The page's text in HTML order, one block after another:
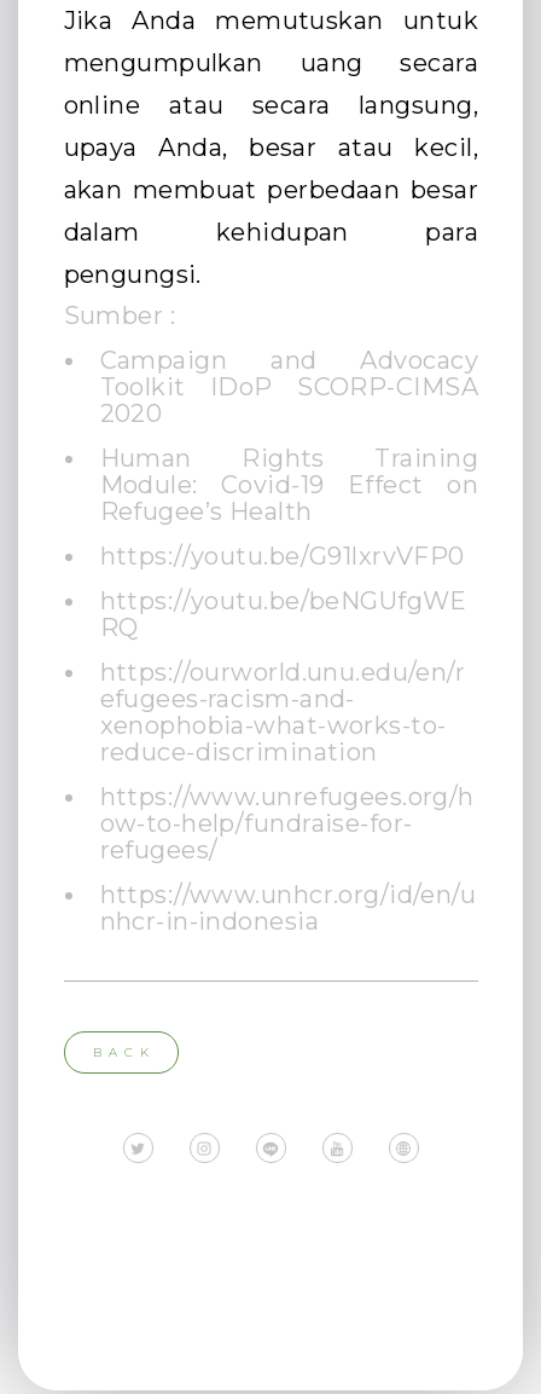
Jika Anda memutuskan untuk
mengumpulkan uang secara
online atau secara langsung,
upaya Anda, besar atau kecil,
akan membuat perbedaan besar
dalam kehidupan para
pengungsi.
Sumber :
Campaign and Advocacy
Toolkit IDoP SCORP-CIMSA
2020
Human Rights Training
Module: Covid-19 Effect on
Refugee’s Health
https://youtu.be/G91lxrvVFP0
https://youtu.be/beNGUfgWE
RQ
https://ourworld.unu.edu/en/r
efugees-racism-and-
xenophobia-what-works-to-
reduce-discrimination
https://www.unrefugees.org/h
ow-to-help/fundraise-for-
refugees/
https://www.unhcr.org/id/en/u
nhcr-in-indonesia
BACK